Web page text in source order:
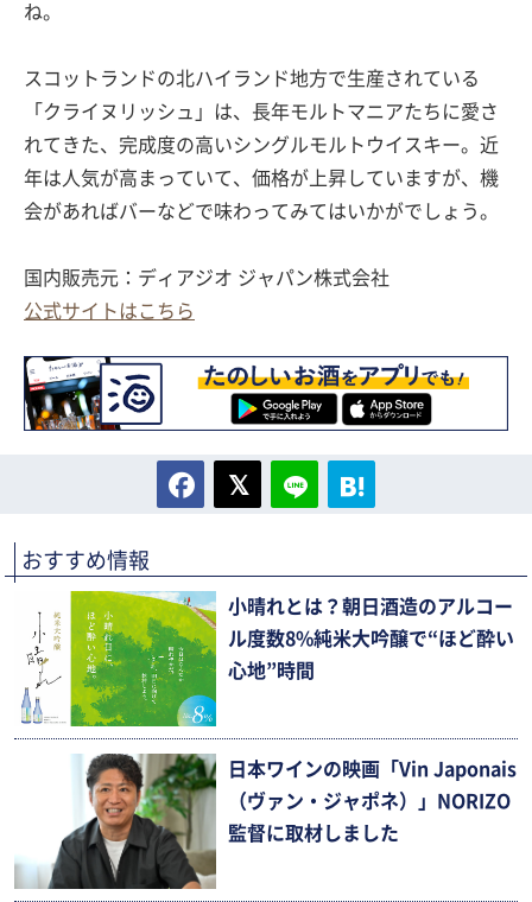
ね。
スコットランドの北ハイランド地方で生産されている
「クライヌリッシュ」は、長年モルトマニアたちに愛さ
れてきた、完成度の高いシングルモルトウイスキー。近
年は人気が高まっていて、価格が上昇していますが、機
会があればバーなどで味わってみてはいかがでしょう。
国内販売元：ディアジオ ジャパン株式会社
公式サイトはこちら
おすすめ情報
小晴れとは？朝日酒造のアルコー
ル度数8%純米大吟醸で“ほど酔い
心地”時間
日本ワインの映画「Vin Japonais
（ヴァン・ジャポネ）」NORIZO
監督に取材しました